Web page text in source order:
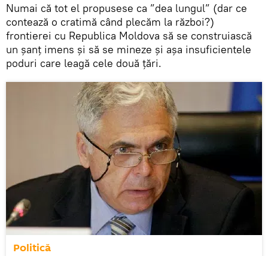
Numai că tot el propusese ca ”dea lungul” (dar ce
contează o cratimă când plecăm la război?)
frontierei cu Republica Moldova să se construiască
un șanț imens și să se mineze și așa insuficientele
poduri care leagă cele două țări.
Politică